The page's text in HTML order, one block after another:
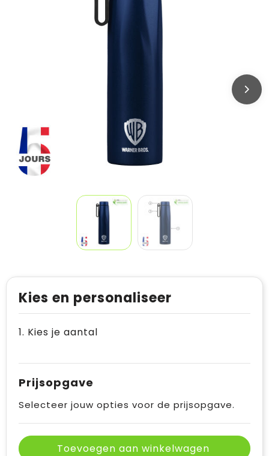
Kies en personaliseer
1. Kies je aantal
Prijsopgave
Selecteer jouw opties voor de prijsopgave.
Toevoegen aan winkelwagen